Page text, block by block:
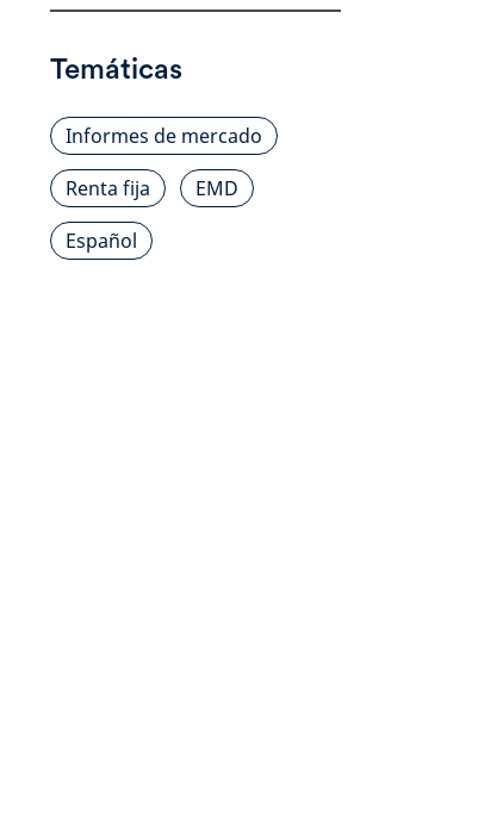
Temáticas
Informes de mercado
Renta fija
EMD
Español